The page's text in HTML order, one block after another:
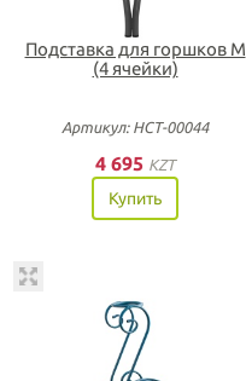
Подставка для горшков М
(4 ячейки)
Артикул: НСТ-00044
4 695 KZT
Купить